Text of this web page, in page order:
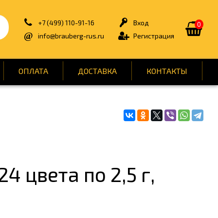
0
Вход
Регистрация
+7 (499) 110-91-16
info@brauberg-rus.ru
ОПЛАТА ДОСТАВКА КОНТАКТЫ
БЫТОВАЯ ТЕХНИКА
ОФИС
цвета по 2,5 г,